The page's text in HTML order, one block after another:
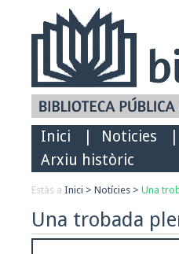
Inici Noticies
Arxiu històric
Estàs a Inici > Notícies > Una
Una trobada